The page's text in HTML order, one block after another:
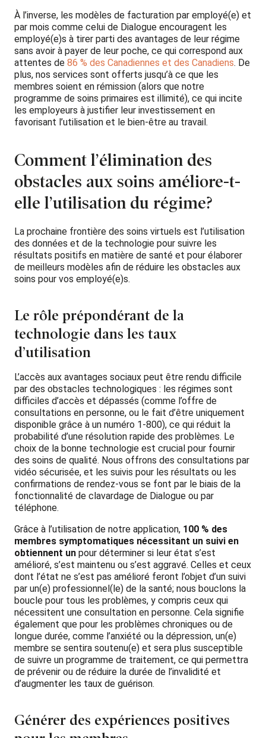
À l’inverse, les modèles de facturation par employé(e) et
par mois comme celui de Dialogue encouragent les
employé(e)s à tirer parti des avantages de leur régime
sans avoir à payer de leur poche, ce qui correspond aux
attentes de 86 % des Canadiennes et des Canadiens. De
plus, nos services sont offerts jusqu’à ce que les
membres soient en rémission (alors que notre
programme de soins primaires est illimité), ce qui incite
les employeurs à justifier leur investissement en
favorisant l’utilisation et le bien-être au travail.
Comment l’élimination des
obstacles aux soins améliore-t-
elle l’utilisation du régime?
La prochaine frontière des soins virtuels est l’utilisation
des données et de la technologie pour suivre les
résultats positifs en matière de santé et pour élaborer
de meilleurs modèles afin de réduire les obstacles aux
soins pour vos employé(e)s.
Le rôle prépondérant de la
technologie dans les taux
d’utilisation
L’accès aux avantages sociaux peut être rendu difficile
par des obstacles technologiques : les régimes sont
difficiles d’accès et dépassés (comme l’offre de
consultations en personne, ou le fait d’être uniquement
disponible grâce à un numéro 1-800), ce qui réduit la
probabilité d’une résolution rapide des problèmes. Le
choix de la bonne technologie est crucial pour fournir
des soins de qualité. Nous offrons des consultations par
vidéo sécurisée, et les suivis pour les résultats ou les
confirmations de rendez-vous se font par le biais de la
fonctionnalité de clavardage de Dialogue ou par
téléphone.
Grâce à l’utilisation de notre application, 100 % des
membres symptomatiques nécessitant un suivi en
obtiennent un pour déterminer si leur état s’est
amélioré, s’est maintenu ou s’est aggravé. Celles et ceux
dont l’état ne s’est pas amélioré feront l’objet d’un suivi
par un(e) professionnel(le) de la santé; nous bouclons la
boucle pour tous les problèmes, y compris ceux qui
nécessitent une consultation en personne. Cela signifie
également que pour les problèmes chroniques ou de
longue durée, comme l’anxiété ou la dépression, un(e)
membre se sentira soutenu(e) et sera plus susceptible
de suivre un programme de traitement, ce qui permettra
de prévenir ou de réduire la durée de l’invalidité et
d’augmenter les taux de guérison.
Générer des expériences positives